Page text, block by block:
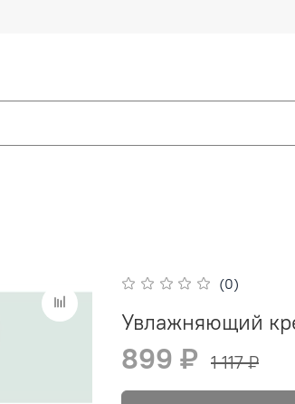
(0)
Увлажняющий
899 ₽ 1 117 ₽